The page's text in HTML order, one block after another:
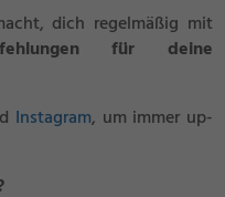
dich regelmäßig mit
für deine
Instagram, um immer up-